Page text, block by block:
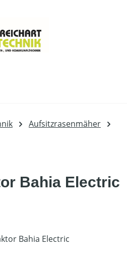
Aufsitzrasenmäher
Bahia Electric